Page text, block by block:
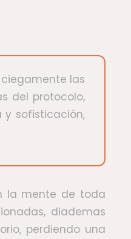
las
del protocolo,
sofisticación,
la mente de toda
diademas
perdiendo una